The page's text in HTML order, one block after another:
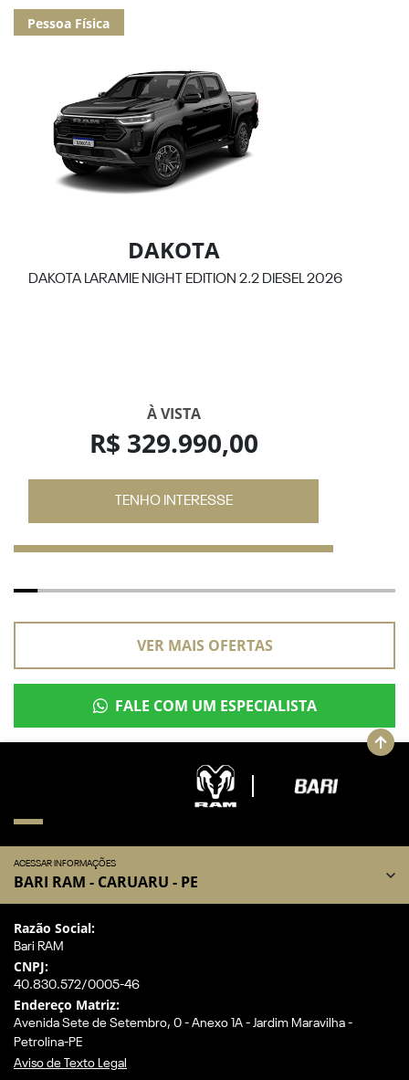
DAKOTA
DAKOTA LARAMIE NIGHT EDITION 2.2 DIESEL 2026
À VISTA
R$ 329.990,00
TENHO INTERESSE
Pessoa Física
VER MAIS OFERTAS
FALE COM UM ESPECIALISTA
ACESSAR INFORMAÇÕES
BARI RAM - CARUARU - PE
Razão Social:
Bari RAM
CNPJ:
40.830.572/0005-46
Endereço Matriz:
Avenida Sete de Setembro, 0 - Anexo 1A - Jardim Maravilha -
Petrolina-PE
Aviso de Texto Legal